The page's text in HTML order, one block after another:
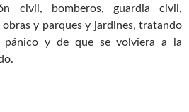
civil, bomberos, guardia civil,
y parques y jardines, tratando
y de que se volviera a la